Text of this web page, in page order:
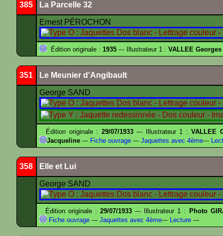
385 La Parcelle 32
Ernest PÉROCHON
Édition originale : 1935 --- Illustrateur 1 : VALLEE Georges
351 Le Meunier d'Angibault
George SAND
Édition originale : 29/07/1933--- Illustrateur 1 :VALLEE
Jacqueline --- Fiche ouvrage --- Jaquettes avec 4ème---
358 Elle et Lui
George SAND
Édition originale :29/07/1933 --- Illustrateur 1 : Photo
Fiche ouvrage --- Jaquettes avec 4ème--- Lecture ---